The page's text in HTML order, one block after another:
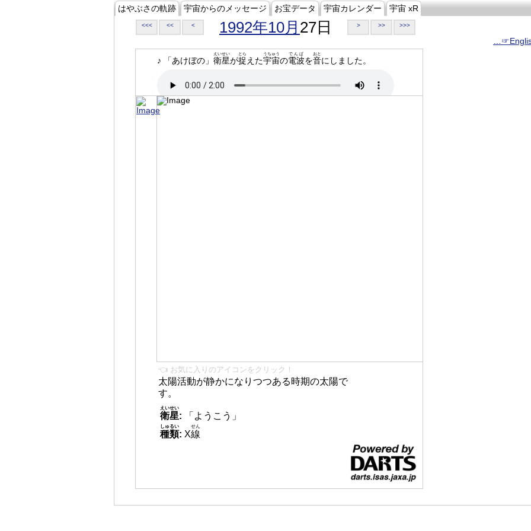
はやぶさの軌跡 宇宙からのメッセージ お宝データ 宇宙カレンダー 宇宙 xR
<<< << < 1992年10月 27日 > >> >>>
♪ 「あけぼの」 衛星
えいせい
が捉
とら
えた宇宙
うちゅう
の電波
でんぱ
を音
おと
にしました。
👈 お気に入りのアイコンをクリック！
太陽活動が静かになりつつある時期の太陽で
す。
衛星
えいせい
:
「ようこう」
種類
しゅるい
: X線
せん